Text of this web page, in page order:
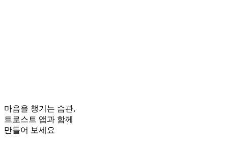
마음을 챙기는 습관,
트로스트 앱과 함께
만들어 보세요